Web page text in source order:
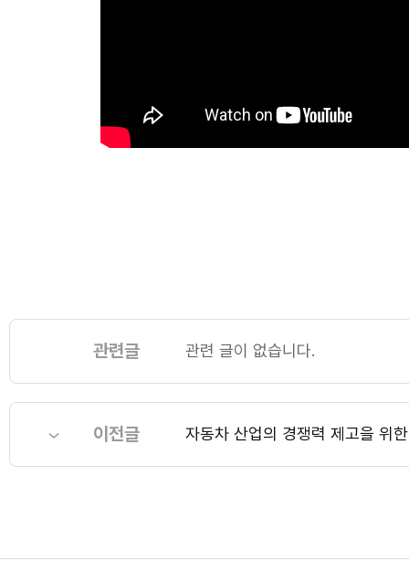
관련글 관련 글이 없습니다.
이전글 자동차 산업의 경쟁력 제고을 위